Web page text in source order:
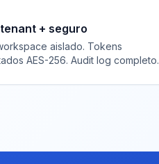
+ seguro
aislado. Tokens
AES-256. Audit log completo.